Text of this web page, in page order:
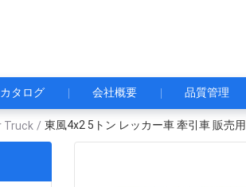
タログ 会社概要 品質管理
Truck / 東風4x2 5トン レッカー車 牽引車 販売用